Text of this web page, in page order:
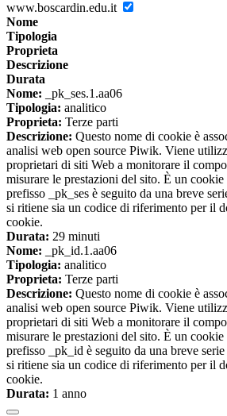
www.boscardin.edu.it
Nome
Tipologia
Proprieta
Descrizione
Durata
Nome: _pk_ses.1.aa06
Tipologia: analitico
Proprieta: Terze parti
Descrizione: Questo nome di cookie è
analisi web open source Piwik. Viene
proprietari di siti Web a monitorare il
misurare le prestazioni del sito. È un
prefisso _pk_ses è seguito da una breve
si ritiene sia un codice di riferimento per il
cookie.
Durata: 29 minuti
Nome: _pk_id.1.aa06
Tipologia: analitico
Proprieta: Terze parti
Descrizione: Questo nome di cookie è
analisi web open source Piwik. Viene
proprietari di siti Web a monitorare il
misurare le prestazioni del sito. È un
prefisso _pk_id è seguito da una breve
si ritiene sia un codice di riferimento per il
cookie.
Durata: 1 anno